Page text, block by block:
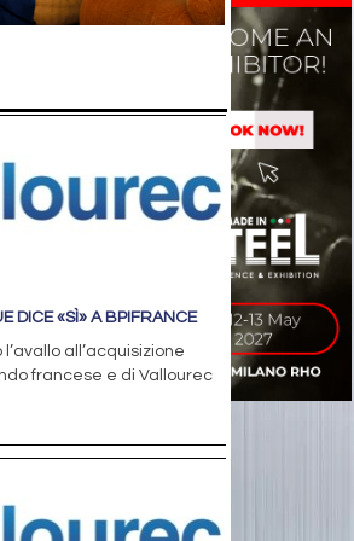
DICE «SÌ» A BPIFRANCE
all’acquisizione
francese e di Vallourec